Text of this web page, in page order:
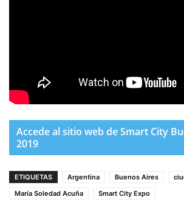
Accede al sitio web de Smart City
2019
ETIQUETAS Argentina Buenos Aires
María Soledad Acuña
Smart City Expo